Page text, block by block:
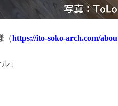
（https://ito-soko-arch.com/
」